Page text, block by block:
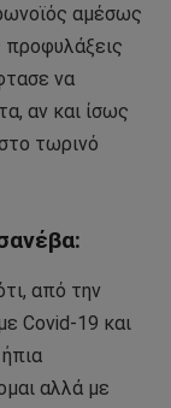
αμέσως
προφυλάξεις
να
αν και ίσως
τωρινό
από την
Covid-19 και
αλλά με